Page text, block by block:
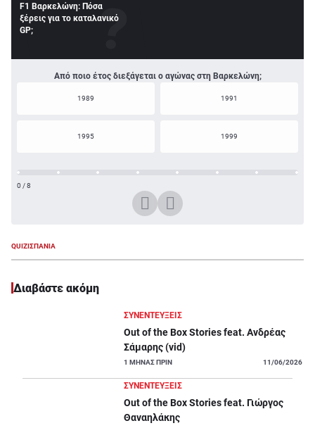
F1 Βαρκελώνη: Πόσα
ξέρεις για το καταλανικό
GP;
Από ποιο έτος διεξάγεται ο αγώνας στη Βαρκελώνη;
1989 1991
1995 1999
0 /8
QUIZΙΣΠΑΝΙΑ
Διαβάστε ακόμη
ΣΥΝΕΝΤΕΥΞΕΙΣ
Out of the Box Stories feat. Ανδρέας
Σάμαρης (vid)
1 ΜΗΝΑΣ ΠΡΙΝ 11/06/2026
ΣΥΝΕΝΤΕΥΞΕΙΣ
Out of the Box Stories feat. Γιώργος
Θαναηλάκης